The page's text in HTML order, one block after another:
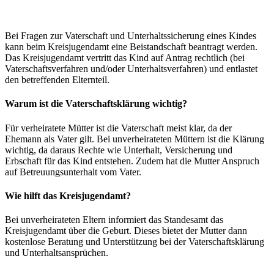
Bei Fragen zur Vaterschaft und Unterhaltssicherung eines Kindes
kann beim Kreisjugendamt eine Beistandschaft beantragt werden.
Das Kreisjugendamt vertritt das Kind auf Antrag rechtlich (bei
Vaterschaftsverfahren und/oder Unterhaltsverfahren) und entlastet
den betreffenden Elternteil.
Warum ist die Vaterschaftsklärung wichtig?
Für verheiratete Mütter ist die Vaterschaft meist klar, da der
Ehemann als Vater gilt. Bei unverheirateten Müttern ist die Klärung
wichtig, da daraus Rechte wie Unterhalt, Versicherung und
Erbschaft für das Kind entstehen. Zudem hat die Mutter Anspruch
auf Betreuungsunterhalt vom Vater.
Wie hilft das Kreisjugendamt?
Bei unverheirateten Eltern informiert das Standesamt das
Kreisjugendamt über die Geburt. Dieses bietet der Mutter dann
kostenlose Beratung und Unterstützung bei der Vaterschaftsklärung
und Unterhaltsansprüchen.